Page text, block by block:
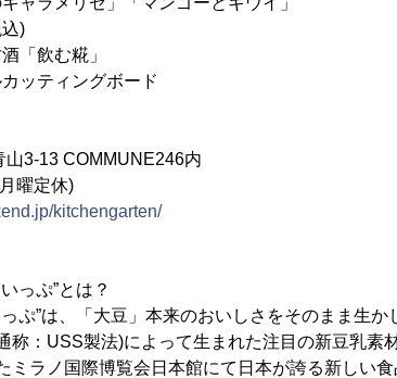
)
む糀」
ィングボード
3-13 COMMUNE246内
曜定休)
kitchengarten/
っぷ”とは？
っぷ”は、「大豆」本来のおいしさをそのまま生
称：USS製法)によって生まれた注目の新豆乳素
ミラノ国際博覧会日本館にて日本が誇る新しい